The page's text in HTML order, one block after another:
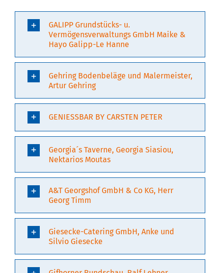
GALIPP Grundstücks- u.
Vermögensverwaltungs GmbH Maike &
Hayo Galipp-Le Hanne
Gehring Bodenbeläge und Malermeister,
Artur Gehring
GENIESSBAR BY CARSTEN PETER
Georgia´s Taverne, Georgia Siasiou,
Nektarios Moutas
A&T Georgshof GmbH & Co KG, Herr
Georg Timm
Giesecke-Catering GmbH, Anke und
Silvio Giesecke